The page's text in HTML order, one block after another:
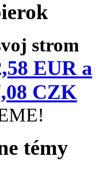
strom
EUR a
CZK
témy